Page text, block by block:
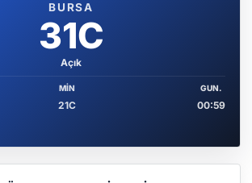
BURSA
31C
Açık
MIN
21C
GUN.
00:59